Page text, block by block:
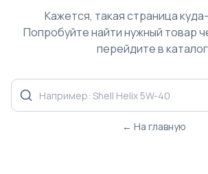
Кажется, такая страница
Попробуйте найти нужный товар
перейдите в
← На главную